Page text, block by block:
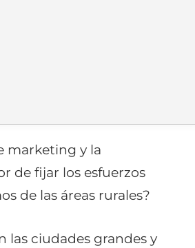
marketing y la
de fijar los esfuerzos
de las áreas rurales?
las ciudades grandes y